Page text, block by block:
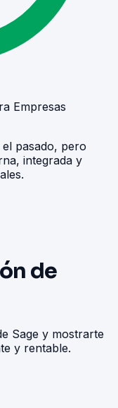
Empresas
pasado, pero
integrada y
de
Sage y mostrarte
y rentable.